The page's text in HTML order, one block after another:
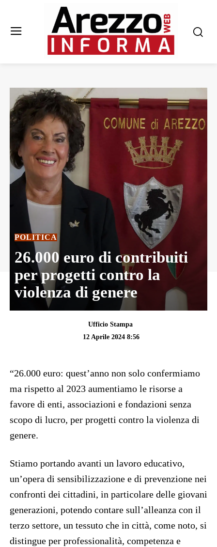
POLITICA
26.000 euro di contribuiti
per progetti contro la
violenza di genere
Ufficio Stampa
12 Aprile 2024 8:56
“26.000 euro: quest’anno non solo confermiamo
ma rispetto al 2023 aumentiamo le risorse a
favore di enti, associazioni e fondazioni senza
scopo di lucro, per progetti contro la violenza di
genere.
Stiamo portando avanti un lavoro educativo,
un’opera di sensibilizzazione e di prevenzione nei
confronti dei cittadini, in particolare delle giovani
generazioni, potendo contare sull’alleanza con il
terzo settore, un tessuto che in città, come noto, si
distingue per professionalità, competenza e